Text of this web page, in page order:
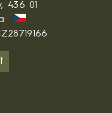
436 01